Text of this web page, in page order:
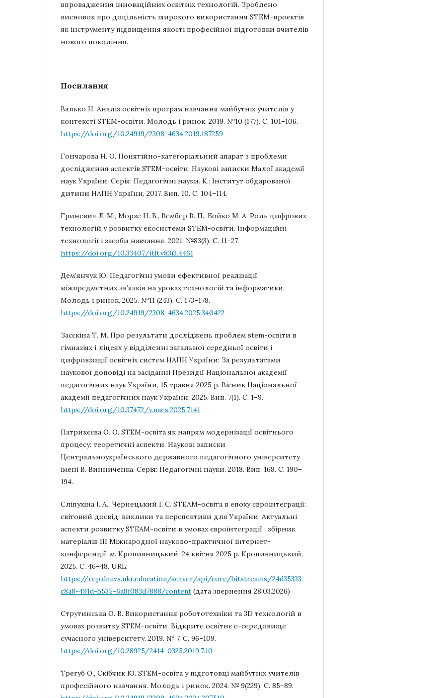
впровадження інноваційних освітніх технологій. Зроблено
висновок про доцільність широкого використання STEM-проєктів
як інструменту підвищення якості професійної підготовки вчителів
нового покоління.
Посилання
Валько Н. Аналіз освітніх програм навчання майбутніх учителів у
контексті STEM-освіти. Молодь і ринок. 2019. №10 (177). С. 101–106.
https://doi.org/10.24919/2308-4634.2019.187259
Гончарова Н. О. Понятійно-категоріальний апарат з проблеми
дослідження аспектів STEM-освіти. Наукові записки Малої академії
наук України. Серія: Педагогічні науки. К.: Інститут обдарованої
дитини НАПН України, 2017. Вип. 10. С. 104–114.
Гриневич Л. М., Морзе Н. В., Вембер В. П., Бойко М. А. Роль цифрових
технологій у розвитку екосистеми STEM-освіти. Інформаційні
технології і засоби навчання. 2021. №83(3). С. 11–27.
https://doi.org/10.33407/itlt.v83i3.4461
Дем’янчук Ю. Педагогічні умови ефективної реалізації
міжпредметних зв’язків на уроках технологій та інформатики.
Молодь і ринок. 2025. №11 (243). С. 173–178.
https://doi.org/10.24919/2308-4634.2025.340422
Засєкіна Т. М. Про результати досліджень проблем stem-освіти в
гімназіях і ліцеях у відділенні загальної середньої освіти і
цифровізації освітніх систем НАПН України: За результатами
наукової доповіді на засіданні Президії Національної академії
педагогічних наук України, 15 травня 2025 р. Вісник Національної
академії педагогічних наук України. 2025. Вип. 7(1). С. 1–9.
https://doi.org/10.37472/v.naes.2025.7141
Патрикєєва О. О. STEM-освіта як напрям модернізації освітнього
процесу: теоретичні аспекти. Наукові записки
Центральноукраїнського державного педагогічного університету
імені В. Винниченка. Серія: Педагогічні науки. 2018. Вип. 168. С. 190–
194.
Сліпухіна І. А., Чернецький І. С. STEAM-освіта в епоху євроінтеграції:
світовий досвід, виклики та перспективи для України. Актуальні
аспекти розвитку STEAM-освіти в умовах євроінтеграції : збірник
матеріалів ІІІ Міжнародної науково-практичної інтернет-
конференції, м. Кропивницький, 24 квітня 2025 р. Кропивницький,
2025. С. 46–48. URL:
https://rep.dnuvs.ukr.education/server/api/core/bitstreams/24d35333-
c8a8-491d-b535-6a8f083d7888/content (дата звернення 28.03.2026)
Струтинська О. В. Використання робототехніки та 3D технологій в
умовах розвитку STEM-освіти. Відкрите освітнє е-середовище
сучасного університету. 2019. № 7. С. 96–109.
https://doi.org/10.28925/2414-0325.2019.7.10
Трегуб О., Скібчик Ю. STEM-освіта у підготовці майбутніх учителів
професійного навчання. Молодь і ринок. 2024. № 9(229). С. 85–89.